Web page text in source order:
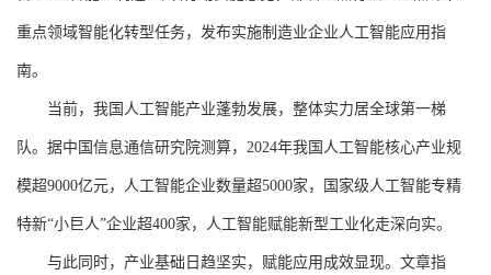
重点领域智能化转型任务，发布实施制造业企业人工智能应用指
南。
当前，我国人工智能产业蓬勃发展，整体实力居全球第一梯
队。据中国信息通信研究院测算，2024年我国人工智能核心产业规
模超9000亿元，人工智能企业数量超5000家，国家级人工智能专精
特新“小巨人”企业超400家，人工智能赋能新型工业化走深向实。
与此同时，产业基础日趋坚实，赋能应用成效显现。文章指